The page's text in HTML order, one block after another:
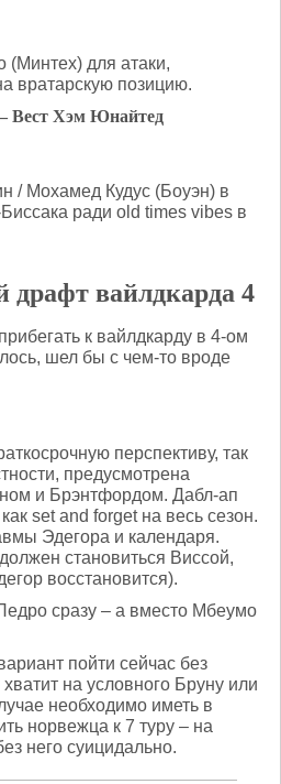
для атаки,
вратарскую позицию.
Вест Хэм Юнайтед
/ Мохамед Кудус (Боуэн) в
ради old times vibes в
вайлдкарда 4
к вайлдкарду в 4-ом
шел бы с чем-то вроде
перспективу, так
предусмотрена
и Брэнтфордом. Дабл-ап
set and forget на весь сезон.
Эдегора и календаря.
становиться Виссой,
восстановится).
сразу – а вместо Мбеумо
пойти сейчас без
на условного Бруну или
необходимо иметь в
норвежца к 7 туру – на
него суицидально.